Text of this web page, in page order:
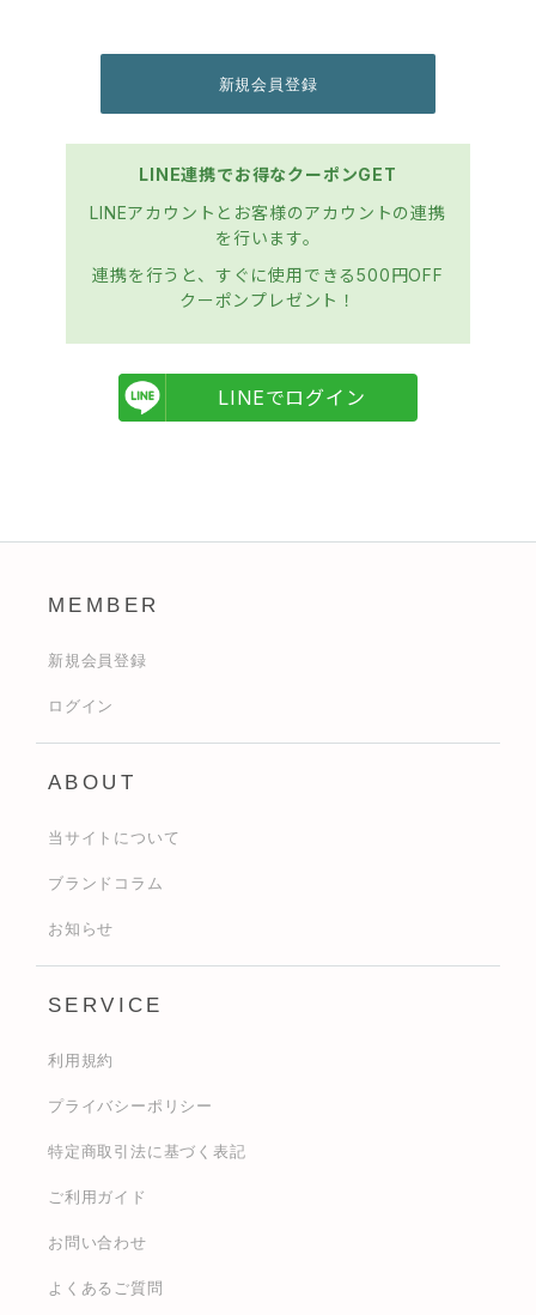
新規会員登録
LINE連携でお得なクーポンGET
LINEアカウントとお客様のアカウントの連携
を行います。
連携を行うと、すぐに使用できる500円OFF
クーポンプレゼント！
LINEでログイン
MEMBER
新規会員登録
ログイン
ABOUT
当サイトについて
ブランドコラム
お知らせ
SERVICE
利用規約
プライバシーポリシー
特定商取引法に基づく表記
ご利用ガイド
お問い合わせ
よくあるご質問